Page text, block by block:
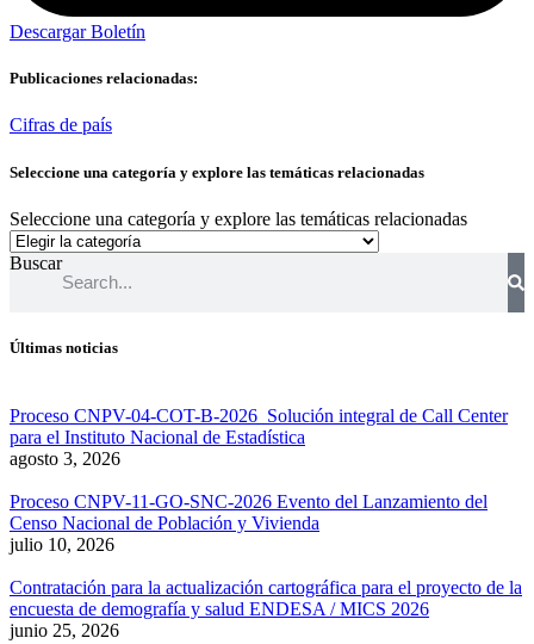
Descargar Boletín
Publicaciones relacionadas:
Cifras de país
Seleccione una categoría y explore las temáticas relacionadas
Seleccione una categoría y explore las temáticas relacionadas
Buscar
Últimas noticias
Proceso CNPV-04-COT-B-2026 Solución integral de Call Center
para el Instituto Nacional de Estadística
agosto 3, 2026
Proceso CNPV-11-GO-SNC-2026 Evento del Lanzamiento del
Censo Nacional de Población y Vivienda
julio 10, 2026
Contratación para la actualización cartográfica para el proyecto de la
encuesta de demografía y salud ENDESA / MICS 2026
junio 25, 2026